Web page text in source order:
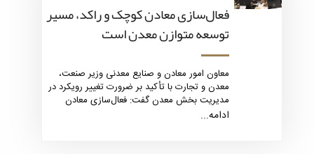
فعال‌سازی معادن کوچک و راکد، مسیر
توسعه متوازن معدن است
معاون امور معادن و صنایع معدنی وزیر صنعت،
معدن و تجارت با تأکید بر ضرورت تغییر رویکرد در
مدیریت بخش معدن گفت: فعال‌سازی معادن
کوچک و راکد می‌تواند نقش تعیین‌کننده‌ای در
ادامه...